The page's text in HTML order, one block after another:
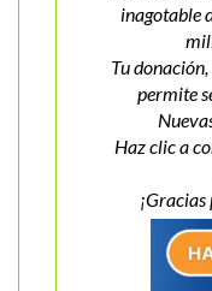
inagotable
Tu
permite
Haz clic a